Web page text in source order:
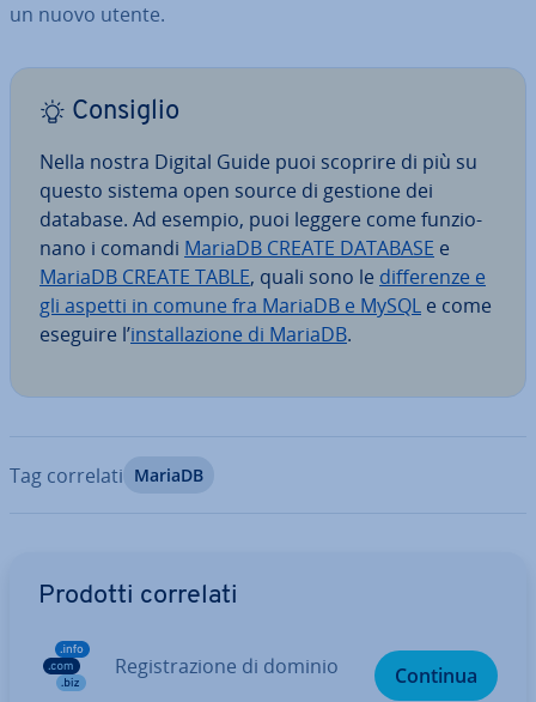
un nuovo utente.
Consiglio
Nella nostra Digital Guide puoi scoprire di più su
questo sistema open source di gestione dei
database. Ad esempio, puoi leggere come fun­zio­
na­no i comandi MariaDB CREATE DATABASE e
MariaDB CREATE TABLE, quali sono le dif­fe­ren­ze e
gli aspetti in comune fra MariaDB e MySQL e come
eseguire l’in­stal­la­zio­ne di MariaDB.
Tag correlati MariaDB
Prodotti correlati
Re­gi­stra­zio­ne di dominio Continua